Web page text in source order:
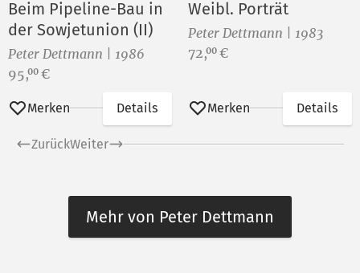
Beim Pipeline-Bau in
der Sowjetunion (II)
Peter Dettmann | 1986
Preis:
95,00 €
Merken Details
Weibl. Porträt
Peter Dettmann | 1983
Preis:
72,00 €
Merken Details
ZurückWeiter
Mehr von Peter Dettmann